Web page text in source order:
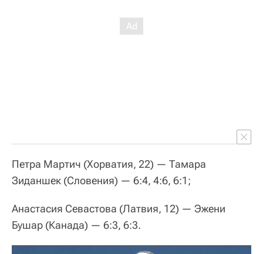
Петра Мартич (Хорватия, 22) — Тамара
Зиданшек (Словения) — 6:4, 4:6, 6:1;
Анастасия Севастова (Латвия, 12) — Эжени
Бушар (Канада) — 6:3, 6:3.